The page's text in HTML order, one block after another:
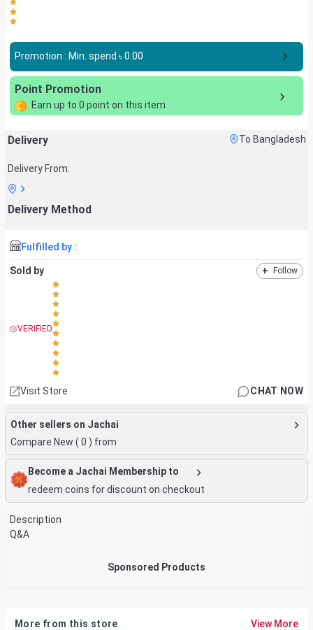
Promotion : Min. spend ৳0.00
Point Promotion
Earn up to 0 point on this item
Delivery To Bangladesh
Delivery From:
Delivery Method
Fulfilled by :
Sold by + Follow
VERIFIED
Visit Store CHAT NOW
Other sellers on Jachai
Compare New ( 0 ) from
Become a Jachai Membership to
redeem coins for discount on checkout
Description
Q&A
Sponsored Products
More from this store View More